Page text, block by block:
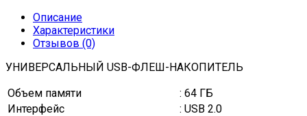
Описание
Характеристики
Отзывов (0)
УНИВЕРСАЛЬНЫЙ USB-ФЛЕШ-НАКОПИТЕЛЬ
Объем памяти
: 64 ГБ
Интерфейс
: USB 2.0